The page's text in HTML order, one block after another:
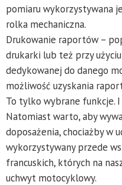
pomiaru wykorzystywana
rolka mechaniczna.
Drukowanie raportów –
drukarki lub też przy
dedykowanej do danego
możliwość uzyskania
To tylko wybrane funkcje.
Natomiast warto, aby
doposażenia, chociażby w
wykorzystywany przede
francuskich, których na
uchwyt motocyklowy.